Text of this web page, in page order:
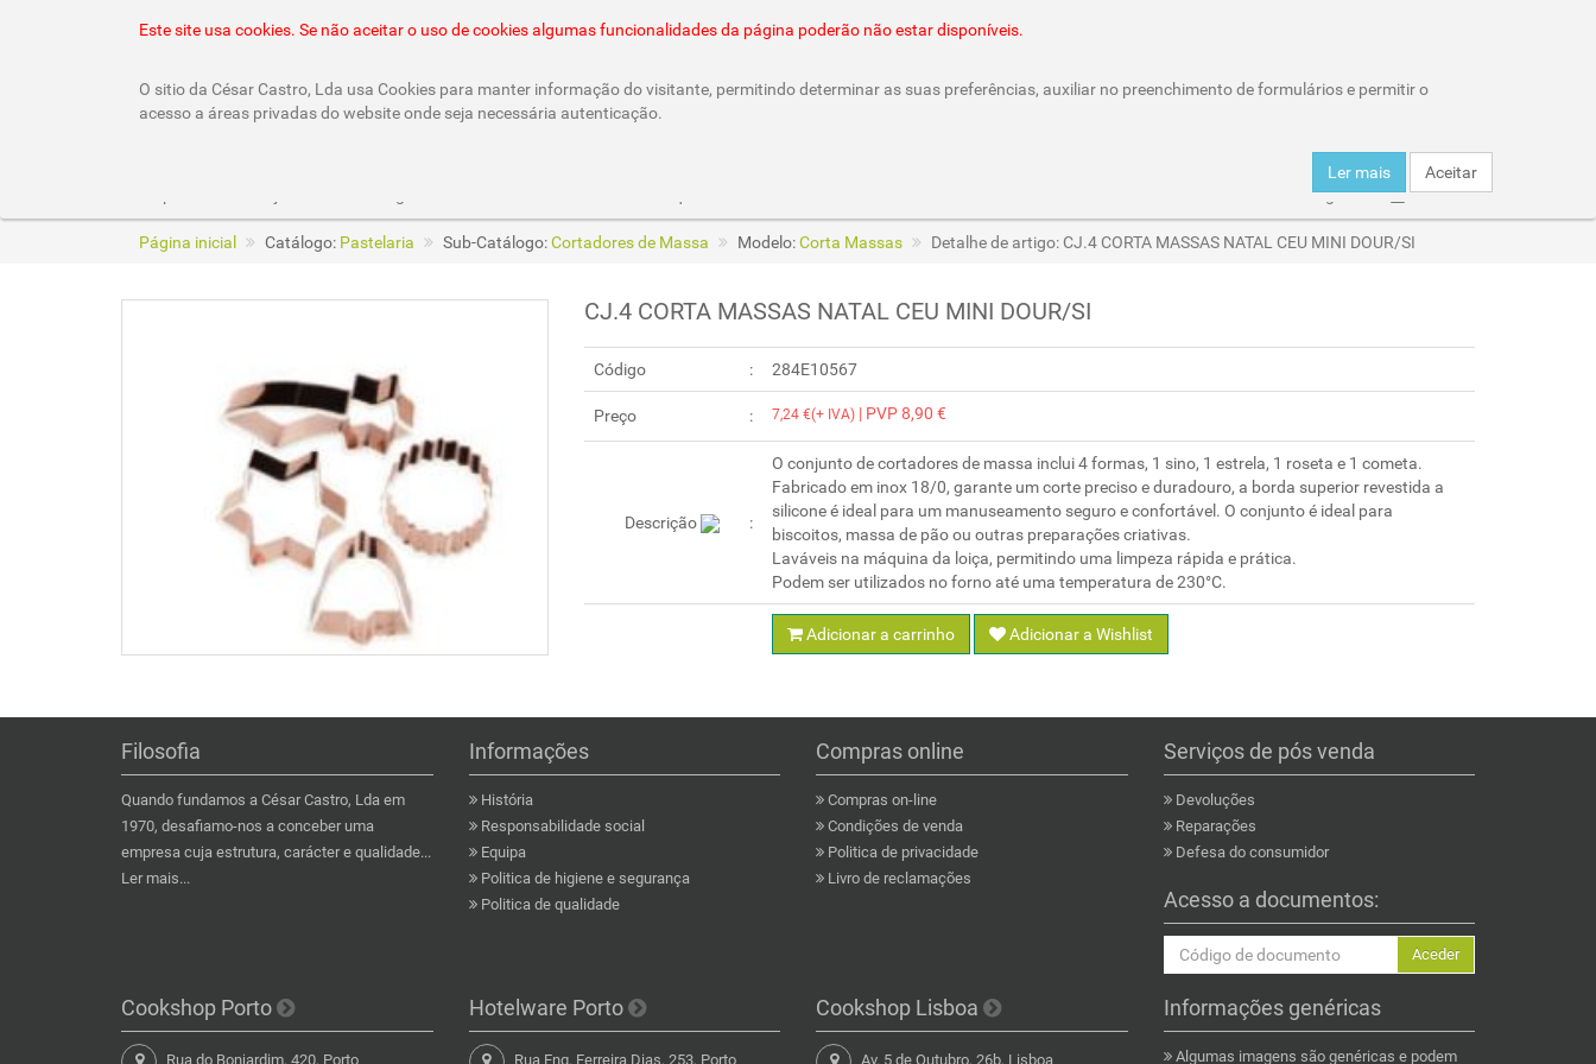
Carro de compras : 0 item
Entregas Horários
Este site usa cookies. Se não aceitar o uso de cookies algumas funcionalidades da página poderão não estar disponíveis.
O sitio da César Castro, Lda usa Cookies para manter informação do visitante, permitindo determinar as suas preferências, auxiliar no preenchimento de formulários e permitir o
acesso a áreas privadas do website onde seja necessária autenticação.
Ler mais Aceitar
Página inicial Catálogo: Pastelaria Sub-Catálogo:Cortadores de Massa Modelo:Corta Massas Detalhe de artigo: CJ.4 CORTA MASSAS NATAL CEU MINI DOUR/SI
CJ.4 CORTA MASSAS NATAL CEU MINI DOUR/SI
Código 284E10567
Preço 7,24 €(+ IVA) | PVP 8,90 €
Descrição
O conjunto de cortadores de massa inclui 4 formas, 1 sino, 1 estrela, 1 roseta e 1 cometa.
Fabricado em inox 18/0, garante um corte preciso e duradouro, a borda superior revestida a
silicone é ideal para um manuseamento seguro e confortável. O conjunto é ideal para
biscoitos, massa de pão ou outras preparações criativas.
Laváveis na máquina da loiça, permitindo uma limpeza rápida e prática.
Podem ser utilizados no forno até uma temperatura de 230°C.
Adicionar a carrinho Adicionar a Wishlist
Filosofia
Quando fundamos a César Castro, Lda em
1970, desafiamo-nos a conceber uma
empresa cuja estrutura, carácter e qualidade...
Ler mais...
Informações
História
Responsabilidade social
Equipa
Politica de higiene e segurança
Politica de qualidade
Compras online
Compras on-line
Condições de venda
Politica de privacidade
Livro de reclamações
Serviços de pós venda
Devoluções
Reparações
Defesa do consumidor
Acesso a documentos:
Aceder
Cookshop Porto
Rua do Bonjardim, 420, Porto
Hotelware Porto
Rua Eng. Ferreira Dias, 253, Porto
Cookshop Lisboa
Av. 5 de Outubro, 26b, Lisboa
Informações genéricas
Algumas imagens são genéricas e podem